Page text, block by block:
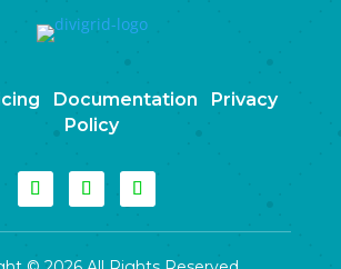
Documentation
Privacy
Policy